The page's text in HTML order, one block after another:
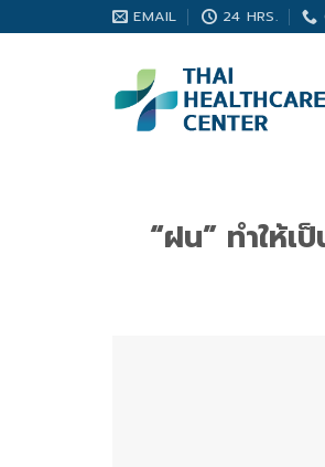
to
EMAIL 24 HRS.
“ฝน” ทำให้